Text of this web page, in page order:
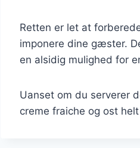
Retten er let at
imponere dine gæster.
en alsidig mulighed for
Uanset om du serverer
creme fraiche og ost